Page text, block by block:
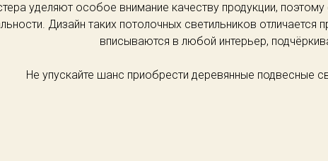
уделяют особое внимание качеству продукции,
Дизайн таких потолочных светильников
вписываются в любой интерьер,
Не упускайте шанс приобрести деревянные подвесные